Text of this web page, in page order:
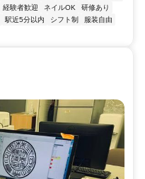
経験者歓迎 ネイルOK
研修あり
駅近5分以内 シフト制
服装自由